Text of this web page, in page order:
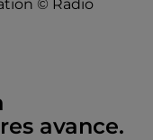
© Radio
avance.